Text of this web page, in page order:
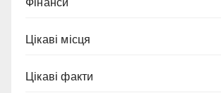
Фінанси
Цікаві місця
Цікаві факти